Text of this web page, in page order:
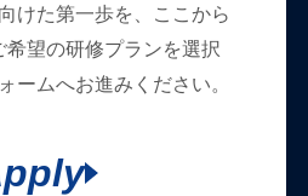
けた第一歩を、ここから
望の研修プランを選択
ームへお進みください。